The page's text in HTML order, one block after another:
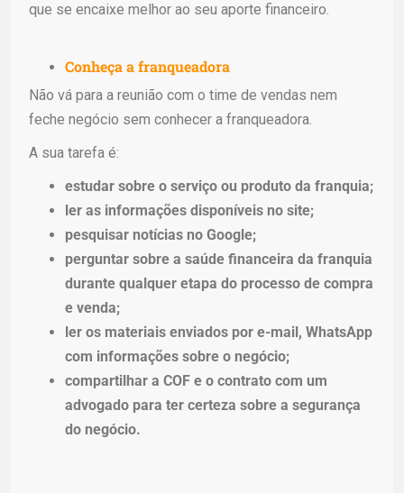
que se encaixe melhor ao seu aporte financeiro.
Conheça a franqueadora
Não vá para a reunião com o time de vendas nem
feche negócio sem conhecer a franqueadora.
A sua tarefa é:
estudar sobre o serviço ou produto da franquia;
ler as informações disponíveis no site;
pesquisar notícias no Google;
perguntar sobre a saúde financeira da franquia
durante qualquer etapa do processo de compra
e venda;
ler os materiais enviados por e-mail, WhatsApp
com informações sobre o negócio;
compartilhar a COF e o contrato com um
advogado para ter certeza sobre a segurança
do negócio.